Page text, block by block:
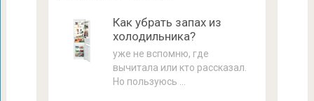
Как убрать запах из
холодильника?
уже не вспомню, где
вычитала или кто рассказал.
Но пользуюсь …